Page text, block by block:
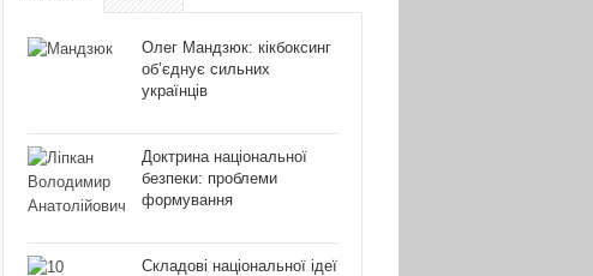
Олег Мандзюк: кікбоксинг
об’єднує сильних
українців
Доктрина національної
безпеки: проблеми
формування
Складові національної ідеї